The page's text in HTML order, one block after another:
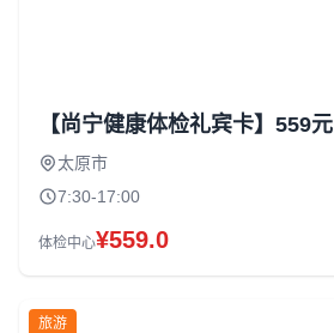
【尚宁健康体检礼宾卡】559元
太原市
7:30-17:00
体检中心¥559.0
旅游